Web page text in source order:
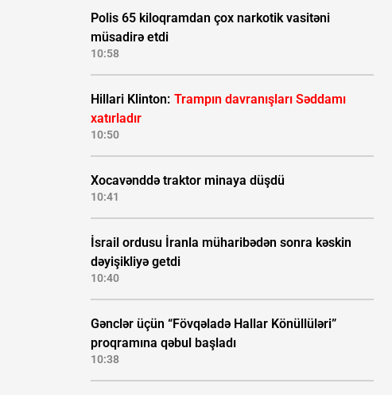
Polis 65 kiloqramdan çox narkotik vasitəni
müsadirə etdi
10:58
Hillari Klinton: Trampın davranışları Səddamı
xatırladır
10:50
Xocavənddə traktor minaya düşdü
10:41
İsrail ordusu İranla müharibədən sonra kəskin
dəyişikliyə getdi
10:40
Gənclər üçün “Fövqəladə Hallar Könüllüləri”
proqramına qəbul başladı
10:38